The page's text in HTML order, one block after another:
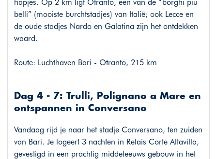
hapjes. Op 2 km ligt Otranto, een van de “borghi piu
belli” (mooiste burchtstadjes) van Italië; ook Lecce en
de oude stadjes Nardo en Galatina zijn het ontdekken
waard.
Route: Luchthaven Bari - Otranto, 215 km
Dag 4 - 7: Trulli, Polignano a Mare en
ontspannen in Conversano
Vandaag rijd je naar het stadje Conversano, ten zuiden
van Bari. Je logeert 3 nachten in Relais Corte Altavilla,
gevestigd in een prachtig middeleeuws gebouw in het